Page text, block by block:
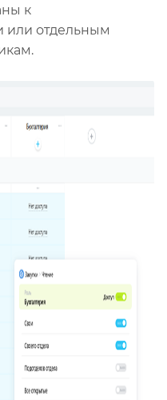
к
или отдельным